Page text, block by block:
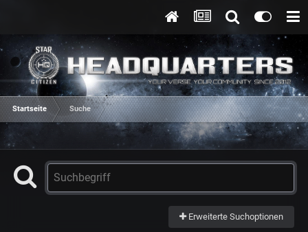
Startseite Suche
Erweiterte Suchoptionen